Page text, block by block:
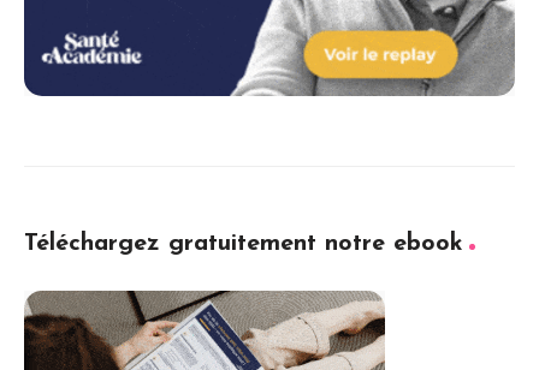
Téléchargez gratuitement notre ebook